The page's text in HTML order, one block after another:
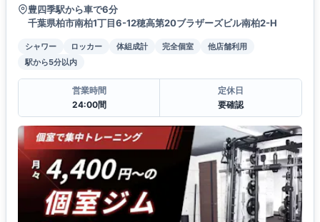
豊四季駅から車で6分
千葉県柏市南柏1丁目6-12穂高第20ブラザーズビル南柏2-H
シャワー ロッカー 体組成計 完全個室
他店舗利用
駅から5分以内
営業時間
24:00間
定休日
要確認